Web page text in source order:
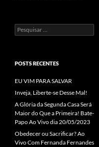
Pesquisar
por:
POSTS RECENTES
EU VIM PARA SALVAR
Inveja, Liberte-se Desse Mal!
A Glória da Segunda Casa Será
Maior do Que a Primeira! Bate-
Papo Ao Vivo dia 20/05/2023
Obedecer ou Sacrificar? Ao
Vivo Com Fernanda Fernandes